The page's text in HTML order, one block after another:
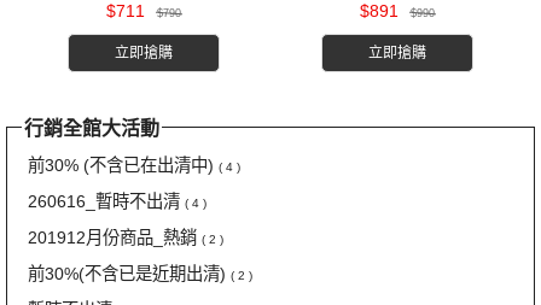
$711 $790
立即搶購
$891 $990
立即搶購
行銷全館大活動
前30% (不含已在出清中) ( 4 )
260616_暫時不出清 ( 4 )
201912月份商品_熱銷 ( 2 )
前30%(不含已是近期出清) ( 2 )